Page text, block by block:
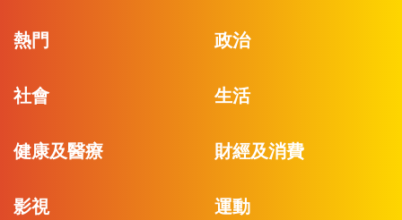
熱門 政治
社會 生活
健康及醫療 財經及消費
影視 運動